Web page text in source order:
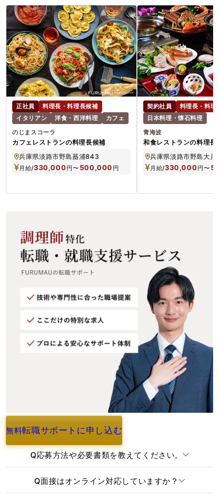
正社員
料理長・料理長候補
イタリアン
洋食・西洋料理
カフェ
のじまスコーラ
カフェレストランの料理長候補
兵庫県淡路市野島蟇浦843
月給/330,000 円〜 500,000 円
契約社員
料理長・料理
日本料理・懐石料理
青海波
和食レストランの料理長
兵庫県淡路市野島大川
月給/330,000 円〜
無料転職サポートに申し込む
よくあるご質問
Q応募方法や必要書類を教えてください。
Q面接はオンライン対応していますか？